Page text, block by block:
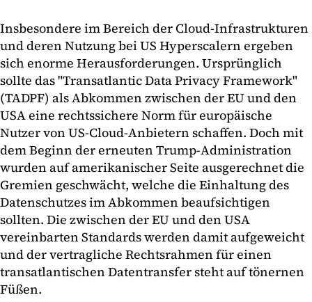
Insbesondere im Bereich der Cloud-Infrastrukturen
und deren Nutzung bei US Hyperscalern ergeben
sich enorme Herausforderungen. Ursprünglich
sollte das "Transatlantic Data Privacy Framework"
(TADPF) als Abkommen zwischen der EU und den
USA eine rechtssichere Norm für europäische
Nutzer von US-Cloud-Anbietern schaffen. Doch mit
dem Beginn der erneuten Trump-Administration
wurden auf amerikanischer Seite ausgerechnet die
Gremien geschwächt, welche die Einhaltung des
Datenschutzes im Abkommen beaufsichtigen
sollten. Die zwischen der EU und den USA
vereinbarten Standards werden damit aufgeweicht
und der vertragliche Rechtsrahmen für einen
transatlantischen Datentransfer steht auf tönernen
Füßen.